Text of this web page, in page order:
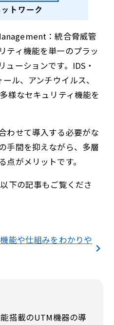
：統合脅威管
ティ機能を単一のプラッ
ューションです。IDS・
ル、アンチウイルス、
様なセキュリティ機能を
わせて導入する必要がな
手間を抑えながら、多層
がメリットです。
下の記事もご覧くださ
能や仕組みをわかりや
搭載のUTM機器の導